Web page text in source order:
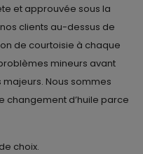
et approuvée sous la
clients au-dessus de
de courtoisie à chaque
mineurs avant
Nous sommes
changement d’huile parce
choix.